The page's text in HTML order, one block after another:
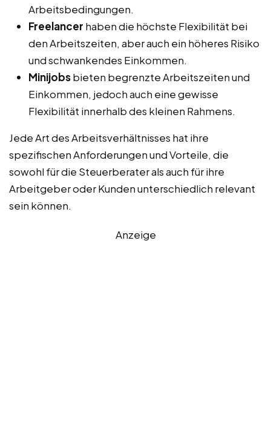
Arbeitsbedingungen.
Freelancer haben die höchste Flexibilität bei
den Arbeitszeiten, aber auch ein höheres Risiko
und schwankendes Einkommen.
Minijobsbieten begrenzte Arbeitszeiten und
Einkommen, jedoch auch eine gewisse
Flexibilität innerhalb des kleinen Rahmens.
Jede Art des Arbeitsverhältnisses hat ihre
spezifischen Anforderungen und Vorteile, die
sowohl für die Steuerberater als auch für ihre
Arbeitgeber oder Kunden unterschiedlich relevant
sein können.
Anzeige